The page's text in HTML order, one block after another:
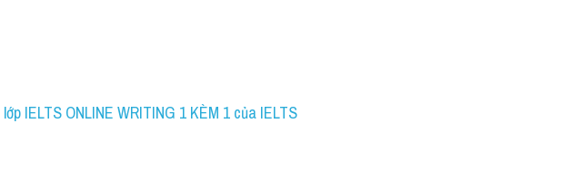
lớp IELTS ONLINE WRITING 1 KÈM 1 của IELTS